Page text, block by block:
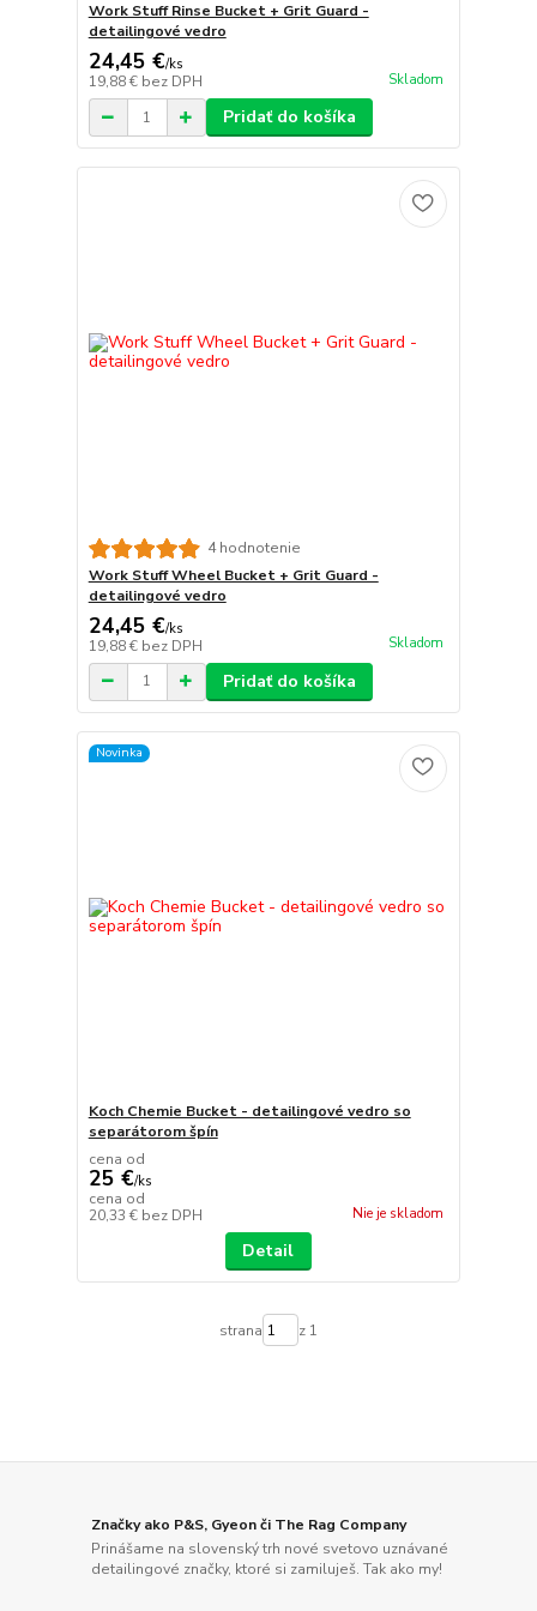
Work Stuff Rinse Bucket + Grit Guard -
detailingové vedro
24,45 €/ks
19,88 € bez DPH Skladom
Pridať do košíka
4 hodnotenie
Work Stuff Wheel Bucket + Grit Guard -
detailingové vedro
24,45 €/ks
19,88 € bez DPH Skladom
Pridať do košíka
Novinka
Koch Chemie Bucket - detailingové vedro so
separátorom špín
cena od
25 €/ks
cena od
20,33 € bez DPH Nie je skladom
Detail
strana z 1
Značky ako P&S, Gyeon či The Rag Company
Prinášame na slovenský trh nové svetovo uznávané
detailingové značky, ktoré si zamiluješ. Tak ako my!